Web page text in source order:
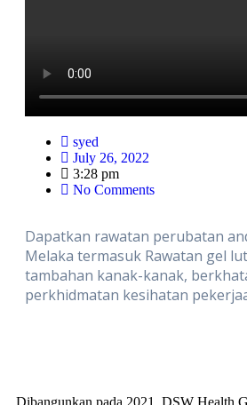
syed
July 26, 2022
3:28 pm
No Comments
Dapatkan rawatan perubatan
Melaka termasuk Rawatan gel
tambahan kanak-kanak,
perkhidmatan kesihatan
Dibangunkan pada 2021, DSW Health